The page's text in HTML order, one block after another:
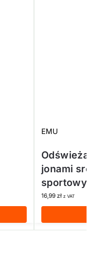
EMU
jonami
16,99 zł z VAT